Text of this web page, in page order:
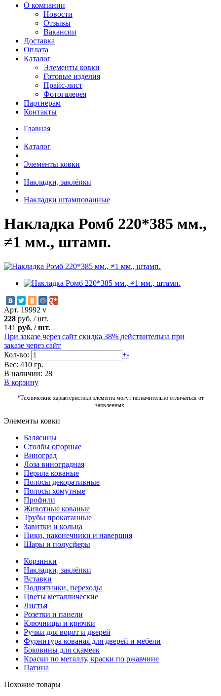
О компании
Новости
Отзывы
Вакансии
Доставка
Оплата
Каталог
Элементы ковки
Готовые изделия
Прайс-лист
Фотогалерея
Партнерам
Контакты
Главная
Каталог
Элементы ковки
Накладки, заклёпки
Накладки штампованные
Накладка Ромб 220*385 мм.,
≠1 мм., штамп.
Арт. 19992 v
228 руб. /шт.
141 руб. /шт.
При заказе через сайт скидка 38% действительна при
заказе через сайт
Кол-во:
+-
Вес: 410 гр.
В наличии: 28
В корзину
*Технические характеристики элемента могут незначительно отличаться от
заявленных.
Элементы ковки
Балясины
Столбы опорные
Виноград
Лоза виноградная
Перила кованые
Полосы декоративные
Полосы хомутные
Профили
Животные кованые
Трубы прокатанные
Завитки и кольца
Пики, наконечники и навершия
Шары и полусферы
Корзинки
Накладки, заклёпки
Вставки
Подпятники, переходы
Цветы металлические
Листья
Розетки и панели
Ключницы и крючки
Ручки для ворот и дверей
Фурнитура кованая для дверей и мебели
Боковины для скамеек
Краски по металлу, краски по ржавчине
Патина
Похожие товары